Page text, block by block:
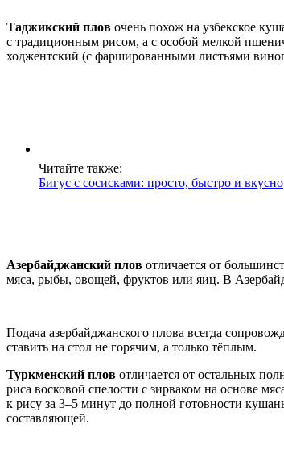
Таджикский плов очень похож на узбекское
с традиционным рисом, а с особой мелкой
ходжентский (с фаршированными листьями
Читайте также:
Бигус с сосисками: просто, быстро и вкусно
Азербайджанский плов отличается от
мяса, рыбы, овощей, фруктов или яиц. В
Подача азербайджанского плова всегда
ставить на стол не горячим, а только тёплым.
Туркменский плов отличается от остальных
риса восковой спелости с зирваком на основе
к рису за 3–5 минут до полной готовности
составляющей.